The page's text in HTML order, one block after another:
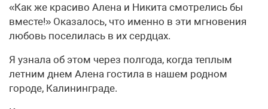
«Как же красиво Алена и Никита смотрелись бы
вместе!» Оказалось, что именно в эти мгновения
любовь поселилась в их сердцах.
Я узнала об этом через полгода, когда теплым
летним днем Алена гостила в нашем родном
городе, Калининграде.